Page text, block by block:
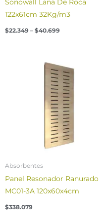
Sonowall Lana De Roca
122x61cm 32Kg/m3
$22.349 – $40.699
Absorbentes
Panel Resonador Ranurado
MC01-3A 120x60x4cm
$338.079